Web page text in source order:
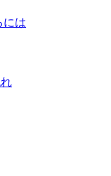
には